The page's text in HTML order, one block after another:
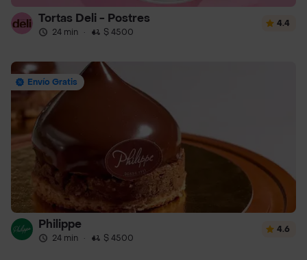
Tortas Deli - Postres
24 min · $ 4500
4.4
Envío Gratis
Philippe
24 min · $ 4500
4.6